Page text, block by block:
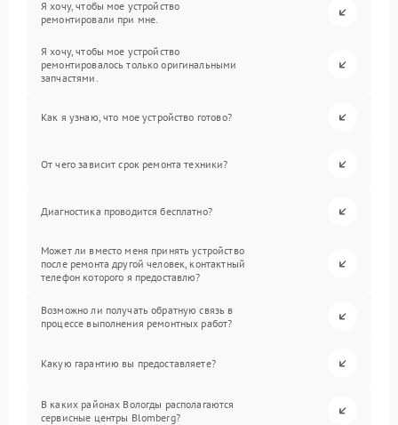
Я хочу, чтобы мое устройство
ремонтировали при мне.
Я хочу, чтобы мое устройство
ремонтировалось только оригинальными
запчастями.
Как я узнаю, что мое устройство готово?
От чего зависит срок ремонта техники?
Диагностика проводится бесплатно?
Может ли вместо меня принять устройство
после ремонта другой человек, контактный
телефон которого я предоставлю?
Возможно ли получать обратную связь в
процессе выполнения ремонтных работ?
Какую гарантию вы предоставляете?
В каких районах Вологды располагаются
сервисные центры Blomberg?